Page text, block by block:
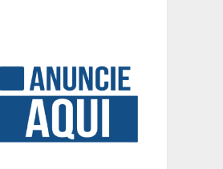
que nunca
Eleições e economia:
incertezas políticas podem
influenciar investimentos e